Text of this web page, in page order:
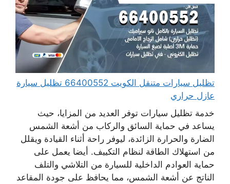
تظليل سيارات متنقل الكويت 66400552 تظليل سيارة
عازل حراري
خدمة تظليل سيارات توفر العديد من المزايا، حيث
يساعد في حماية السائق والركاب من أشعة الشمس
الضارة والحرارة الزائدة، ليوفر راحة أثناء القيادة ويقلل
من استهلاك الطاقة لنظام التكييف. أيضا يعمل على
حماية العوادم الداخلية للسيارة من التلاشي والتلف
الناتج عن أشعة الشمس، مما يحافظ على جودة المقاعد